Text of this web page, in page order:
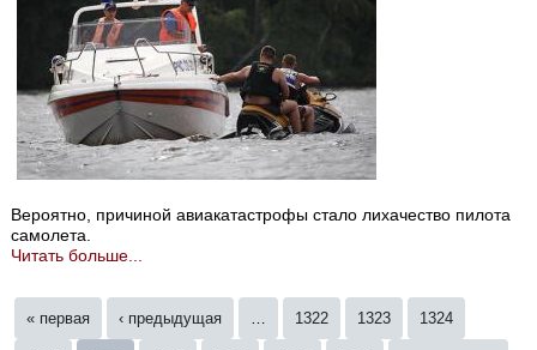
Вероятно, причиной авиакатастрофы стало лихачество пилота
самолета.
Читать больше...
Страницы
« первая ‹ предыдущая … 1322 1323 1324